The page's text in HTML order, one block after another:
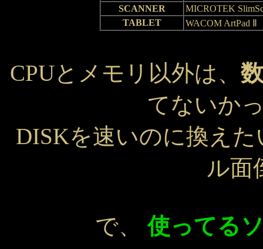
SCANNER
MICROTEK
TABLET
WACOM ArtPad Ⅱ
CPUとメモリ以外は、
てないか
DISKを速いのに換え
ル面
で、使ってる